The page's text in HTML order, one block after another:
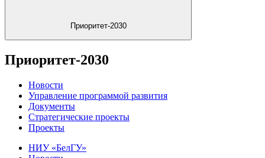
Приоритет-2030
Приоритет-2030
Новости
Управление программой развития
Документы
Стратегические проекты
Проекты
НИУ «БелГУ»